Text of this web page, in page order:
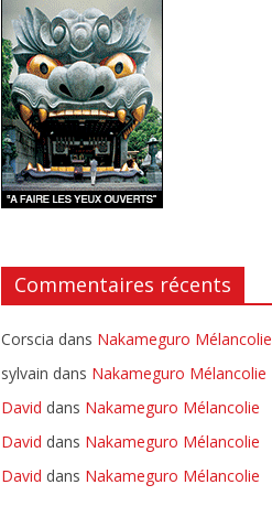
Commentaires récents
Corscia dans Nakameguro Mélancolie
sylvain dans Nakameguro Mélancolie
David dans Nakameguro Mélancolie
David dans Nakameguro Mélancolie
David dans Nakameguro Mélancolie